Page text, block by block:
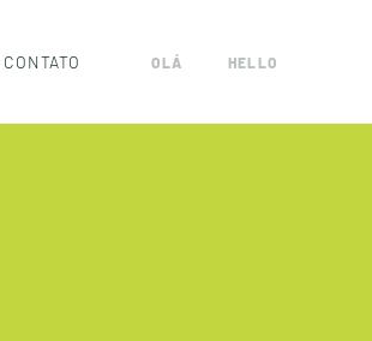
OLÁ HELLO
CONTATO